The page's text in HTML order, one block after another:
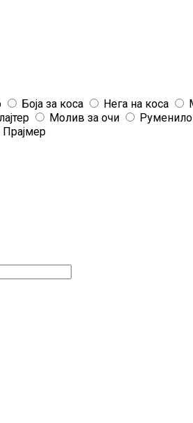
Боја за коса Нега на коса
Молив за очи Руменило
Прајмер